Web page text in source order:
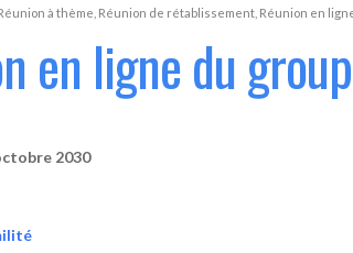
à thème Réunion de rétablissement Réunion en
en ligne du
2030